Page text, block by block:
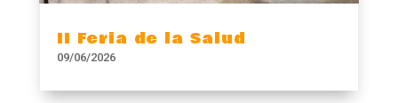
II Feria de la Salud
09/06/2026